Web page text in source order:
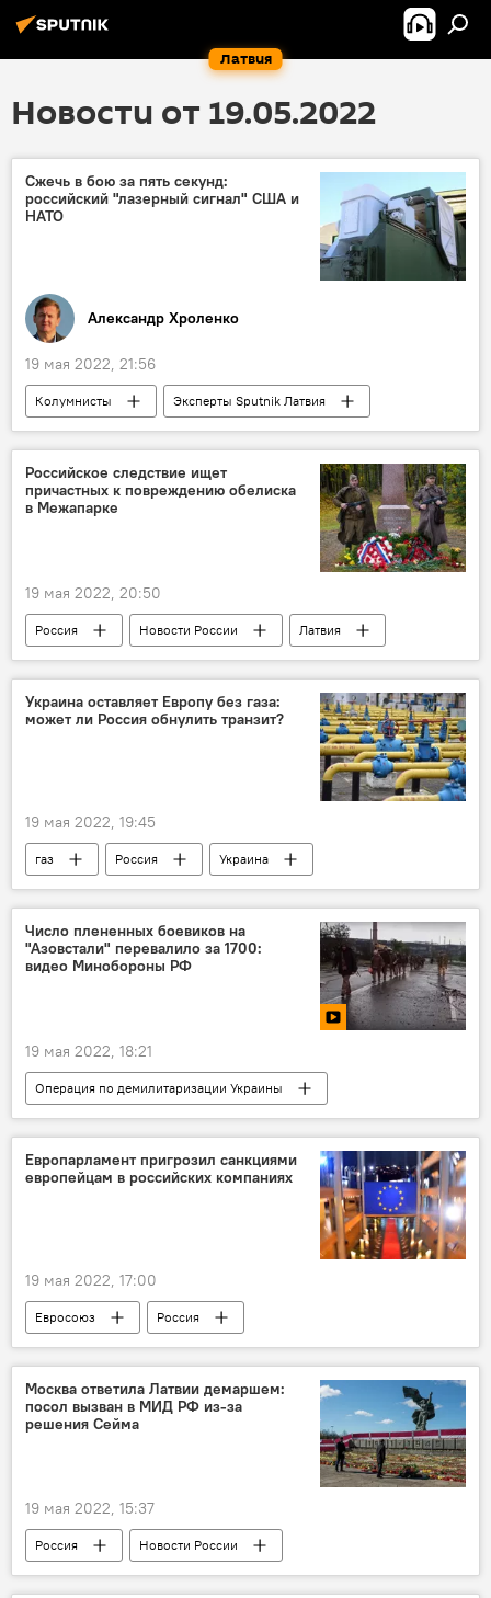
Латвия
Новости от 19.05.2022
Сжечь в бою за пять секунд:
российский "лазерный сигнал" США и
НАТО
Александр Хроленко
19 мая 2022, 21:56
Колумнисты
Эксперты Sputnik Латвия
Россия
вооружения
военная операция
военная техника
Российское следствие ищет
причастных к повреждению обелиска
в Межапарке
19 мая 2022, 20:50
Россия Новости России
Латвия
Война с памятниками
СК РФ
Украина оставляет Европу без газа:
может ли Россия обнулить транзит?
19 мая 2022, 19:45
газ Россия
Украина
Европа
Новости экономики Латвии
Число плененных боевиков на
"Азовстали" перевалило за 1700:
видео Минобороны РФ
19 мая 2022, 18:21
Операция по демилитаризации Украины
Мультимедиа
пленные
Донбасс
Европарламент пригрозил санкциями
европейцам в российских компаниях
19 мая 2022, 17:00
Евросоюз
Россия
антироссийские санкции
политика
Новости мира
Москва ответила Латвии демаршем:
посол вызван в МИД РФ из-за
решения Сейма
19 мая 2022, 15:37
Россия
Новости России
Война с памятниками